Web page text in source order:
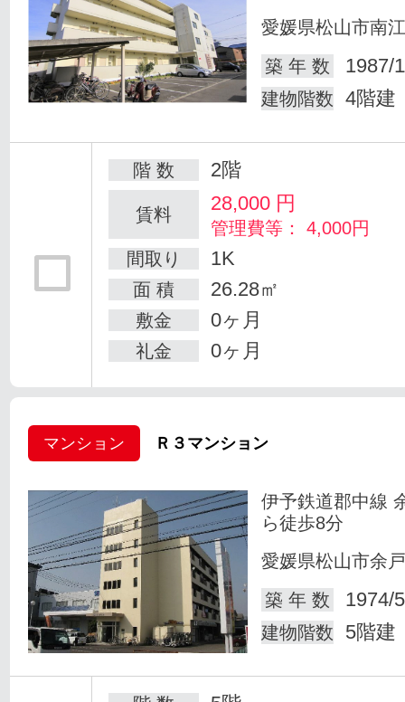
愛媛県松山市南
築 年 数
1987/
建物階数 4階建
階 数 2階
賃料 28,000 円
管理費等： 4,000円
間取り
1K
面 積 26.28㎡
敷金 0ヶ月
礼金 0ヶ月
マンション Ｒ３マンション
伊予鉄道郡中線
ら徒歩8分
愛媛県松山市余
築 年 数
1974/
建物階数 5階建